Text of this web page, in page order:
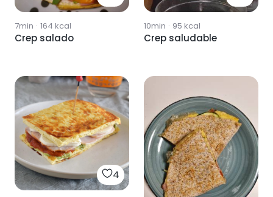
7min · 164 kcal
Crep salado
10min · 95 kcal
Crep saludable
4